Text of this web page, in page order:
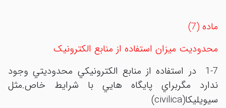
ماده (7)
محدوديت ميزان استفاده از منابع الکترونيک
1-7
در استفاده از منابع الکترونيکي محدوديتي وجود
ندارد مگربراي پايگاه هايي با شرايط خاص.مثل
سيويليکا(civilica
)